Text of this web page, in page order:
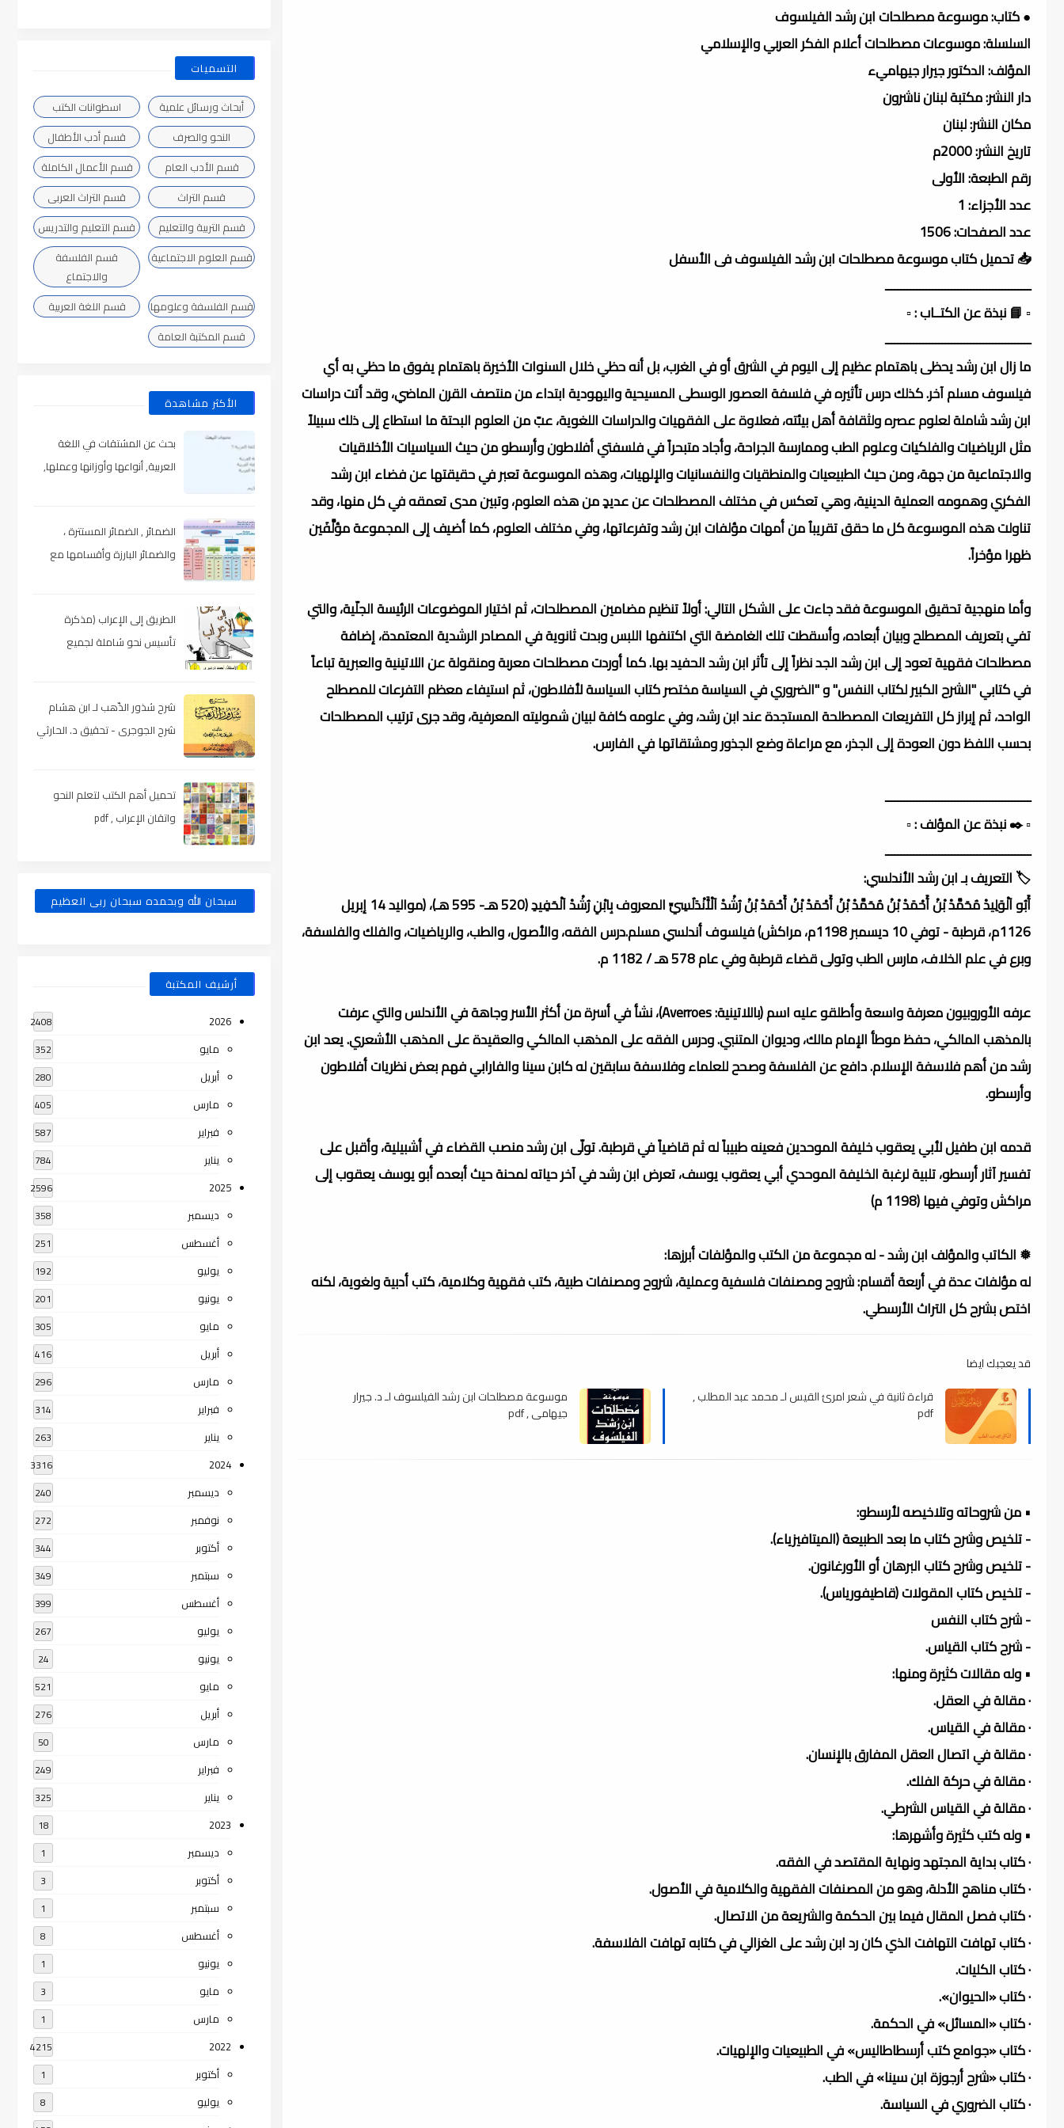
● كتاب: موسوعة مصطلحات ابن رشد الفيلسوف
السلسلة: موسوعات مصطلحات أعلام الفكر العربي والإسلامي
المؤلف: الدكتور جيرار جيهاميء
دار النشر: مكتبة لبنان ناشرون
مكان النشر: لبنان
تاريخ النشر: 2000م
رقم الطبعة: الأولى
عدد الأجزاء: 1
عدد الصفحات: 1506
📥 تحميل كتاب موسوعة مصطلحات ابن رشد الفيلسوف فى الأسفل
ــــــــــــــــــــــــــــــــــــــــــــــ
▫️ 📘 نبذة عن الكتــاب : ▫️
ــــــــــــــــــــــــــــــــــــــــــــــ
ما زال ابن رشد يحظى باهتمام عظيم إلى اليوم في الشرق أو في الغرب، بل أنه حظي خلال السنوات الأخيرة باهتمام يفوق ما حظي به أي
فيلسوف مسلم آخر. كذلك درس تأثيره في فلسفة العصور الوسطى المسيحية واليهودية ابتداء من منتصف القرن الماضي، وقد أتت دراسات
ابن رشد شاملة لعلوم عصره ولثقافة أهل بيئته، فعلاوة على الفقهيات والدراسات اللغوية، عبّ من العلوم البحتة ما استطاع إلى ذلك سبيلاً
مثل الرياضيات والفلكيات وعلوم الطب وممارسة الجراحة، وأجاد متبحراً في فلسفتي أفلاطون وأرسطو من حيث السياسيات الأخلاقيات
والاجتماعية من جهة، ومن حيث الطبيعيات والمنطقيات والنفسانيات والإلهيات، وهذه الموسوعة تعبر في حقيقتها عن فضاء ابن رشد
الفكري وهمومه العملية الدينية، وهي تعكس في مختلف المصطلحات عن عديدٍ من هذه العلوم، وتبين مدى تعمقه في كل منها، وقد
تناولت هذه الموسوعة كل ما حقق تقريباُ من أمهات مؤلفات ابن رشد وتفرعاتها، وفي مختلف العلوم، كما أضيف إلى المجموعة مؤلَّفَين
ظهرا مؤخراً.
وأما منهجية تحقيق الموسوعة فقد جاءت على الشكل التالي: أولاً تنظيم مضامين المصطلحات، ثم اختيار الموضوعات الرئيسة الجلّية، والتي
تفي بتعريف المصطلح وبيان أبعاده، وأسقطت تلك الغامضة التي اكتنفها اللبس وبدت ثانوية في المصادر الرشدية المعتمدة، إضافة
مصطلحات فقهية تعود إلى ابن رشد الجد نظراً إلى تأثر ابن رشد الحفيد بها. كما أوردت مصطلحات معربة ومنقولة عن اللاتينية والعبرية تباعاً
في كتابي "الشرح الكبير لكتاب النفس" و "الضروري في السياسة مختصر كتاب السياسة لأفلاطون، ثم استيفاء معظم التفرعات للمصطلح
الواحد، ثم إبراز كل التفريعات المصطلحة المستجدة عند ابن رشد، وفي علومه كافة لبيان شموليته المعرفية، وقد جرى ترتيب المصطلحات
بحسب اللفظ دون العودة إلى الجذر، مع مراعاة وضع الجذور ومشتقاتها في الفارس.
ــــــــــــــــــــــــــــــــــــــــــــــ
▫️ ✒️ نبذة عن المؤلف : ▫️
ــــــــــــــــــــــــــــــــــــــــــــــ
🏷️ التعريف بـ ابن رشد الأندلسي:
أَبُو اَلْوَلِيدْ مُحَمَّدْ بْنْ أَحْمَدْ بْنْ مُحَمَّدْ بْنْ أَحْمَدْ بْنْ أَحْمَدْ بْنْ رُشْدْ اَلْأَنْدَلُسِيِّ المعروف بِابْنِ رُشْدْ اَلْحَفِيدِ (520 هـ- 595 هـ)، (مواليد 14 إبريل
1126م، قرطبة - توفي 10 ديسمبر 1198م، مراكش) فيلسوف أندلسي مسلم.درس الفقه، والأصول، والطب، والرياضيات، والفلك والفلسفة،
وبرع في علم الخلاف، مارس الطب وتولى قضاء قرطبة وفي عام 578 هـ / 1182 م.
عرفه الأوروبيون معرفة واسعة وأطلقو عليه اسم (باللاتينية: Averroes)، نشأ في أسرة من أكثر الأسر وجاهة في الأندلس والتي عرفت
بالمذهب المالكي، حفظ موطأ الإمام مالك، وديوان المتنبي. ودرس الفقه على المذهب المالكي والعقيدة على المذهب الأشعري. يعد ابن
رشد من أهم فلاسفة الإسلام. دافع عن الفلسفة وصحح للعلماء وفلاسفة سابقين له كابن سينا والفارابي فهم بعض نظريات أفلاطون
وأرسطو.
قدمه ابن طفيل لأبي يعقوب خليفة الموحدين فعينه طبيباً له ثم قاضياً في قرطبة. تولّى ابن رشد منصب القضاء في أشبيلية، وأقبل على
تفسير آثار أرسطو، تلبية لرغبة الخليفة الموحدي أبي يعقوب يوسف، تعرض ابن رشد في آخر حياته لمحنة حيث أبعده أبو يوسف يعقوب إلى
مراكش وتوفي فيها (1198 م)
❅ الكاتب والمؤلف ابن رشد - له مجموعة من الكتب والمؤلفات أبرزها:
له مؤلفات عدة في أربعة أقسام: شروح ومصنفات فلسفية وعملية، شروح ومصنفات طبية، كتب فقهية وكلامية، كتب أدبية ولغوية، لكنه
اختص بشرح كل التراث الأرسطي.
قد يعجبك ايضا
قراءة ثانية في شعر امرئ القيس لـ محمد عبد المطلب ,
pdf
موسوعة مصطلحات ابن رشد الفيلسوف لـ د. جيرار
جيهامي , pdf
• من شروحاته وتلاخيصه لأرسطو:
- تلخيص وشرح كتاب ما بعد الطبيعة (الميتافيزياء).
- تلخيص وشرح كتاب البرهان أو الأورغانون.
- تلخيص كتاب المقولات (قاطيفورياس).
- شرح كتاب النفس
- شرح كتاب القياس.
• وله مقالات كثيرة ومنها:
· مقالة في العقل.
· مقالة في القياس.
· مقالة في اتصال العقل المفارق بالإنسان.
· مقالة في حركة الفلك.
· مقالة في القياس الشرطي.
• وله كتب كثيرة وأشهرها:
· كتاب بداية المجتهد ونهاية المقتصد في الفقه.
· كتاب مناهج الأدلة، وهو من المصنفات الفقهية والكلامية في الأصول.
· كتاب فصل المقال فيما بين الحكمة والشريعة من الاتصال.
· كتاب تهافت التهافت الذي كان رد ابن رشد على الغزالي في كتابه تهافت الفلاسفة.
· كتاب الكليات.
· كتاب «الحيوان».
· كتاب «المسائل» في الحكمة.
· كتاب «جوامع كتب أرسطاطاليس» في الطبيعيات والإلهيات.
· كتاب «شرح أرجوزة ابن سينا» في الطب.
· كتاب الضروري في السياسة.
التسميات
أبحاث ورسائل علمية
اسطوانات الكتب
النحو والصرف
قسم أدب الأطفال
قسم الأدب العام
قسم الأعمال الكاملة
قسم التراث
قسم التراث العربى
قسم التربية والتعليم
قسم التعليم والتدريس
قسم العلوم الاجتماعية
قسم الفلسفة
والاجتماع
قسم الفلسفة وعلومها
قسم اللغة العربية
قسم المكتبة العامة
الأكثر مشاهدة
بحث عن المشتقات في اللغة
العربية, أنواعها وأوزانها وعملها,
الضمائر , الضمائر المستترة ،
والضمائر البارزة وأقسامها مع
الطريق إلى الإعراب (مذكرة
تأسيس نحو شاملة لجميع
شرح شذور الذّهب لـ ابن هشام
شرح الجوجرى - تحقيق د. الحارثي
تحميل أهم الكتب لتعلم النحو
واتقان الإعراب , pdf
سبحان الله وبحمده سبحان ربى العظيم
أرشيف المكتبة
2026
2408
مايو 352
أبريل 280
مارس 405
فبراير 587
يناير 784
2025
2596
ديسمبر 358
أغسطس 251
يوليو 192
يونيو 201
مايو 305
أبريل 416
مارس 296
فبراير 314
يناير 263
2024
3316
ديسمبر 240
نوفمبر 272
أكتوبر 344
سبتمبر 349
أغسطس 399
يوليو 267
يونيو 24
مايو 521
أبريل 276
مارس 50
فبراير 249
يناير 325
2023
18
ديسمبر 1
أكتوبر 3
سبتمبر 1
أغسطس 8
يونيو 1
مايو 3
مارس 1
2022
4215
أكتوبر 1
يوليو 8